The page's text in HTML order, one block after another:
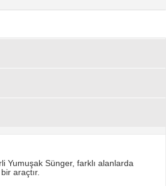
Yumuşak Sünger, farklı alanlarda
araçtır.